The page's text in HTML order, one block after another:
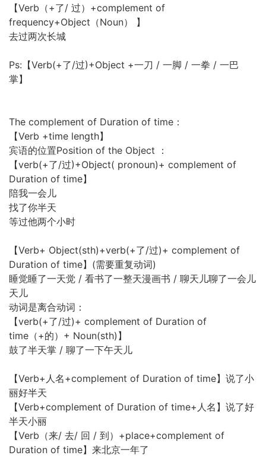
【Verb（+了/ 过）+complement of
frequency+Object（Noun） 】
去过两次长城
Ps:【Verb(+了/过)+Object +一刀 / 一脚 / 一拳 / 一巴
掌】
The complement of Duration of time：
【Verb +time length】
宾语的位置Position of the Object ：
【verb(+了/过)+Object( pronoun)+ complement of
Duration of time】
陪我一会儿
找了你半天
等过他两个小时
【Verb+ Object(sth)+verb(+了/过)+ complement of
Duration of time】(需要重复动词)
睡觉睡了一天觉 / 看书了一整天漫画书 / 聊天儿聊了一会儿
天儿
动词是离合动词：
【verb(+了/过)+ complement of Duration of
time（+的）+ Noun(sth)】
鼓了半天掌 / 聊了一下午天儿
【Verb+人名+complement of Duration of time】说了小
丽好半天
【Verb+complement of Duration of time+人名】说了好
半天小丽
【Verb（来/ 去/ 回 / 到）+place+complement of
Duration of time】来北京一年了